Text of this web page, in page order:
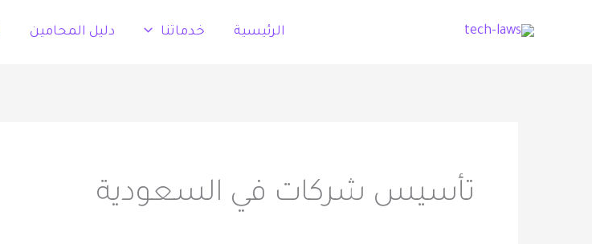
الرئيسية خدماتنا دليل المحامين
تأسيس شركات في السعودية